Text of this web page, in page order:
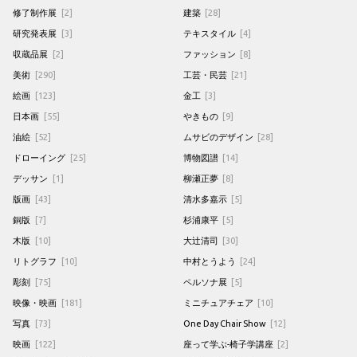
修了制作展 [2]
研究発表展 [3]
収蔵品展 [2]
美術 [290]
絵画 [123]
日本画 [55]
油絵 [52]
ドローイング [25]
デッサン [1]
版画 [43]
銅版 [7]
木版 [10]
リトグラフ [10]
彫刻 [75]
映像・映画 [181]
写真 [73]
映画 [122]
建築 [28]
テキスタイル [4]
ファッション [8]
工芸・民芸 [21]
金工 [3]
やきもの [9]
ムサビのデザイン [28]
博物図譜 [14]
柳瀬正夢 [8]
清水多嘉示 [5]
杉浦康平 [5]
大辻清司 [30]
中村とうよう [24]
ペルソナ展 [5]
ミニチュアチェア [10]
One Day Chair Show [12]
座って学ぶ-椅子学講座 [2]